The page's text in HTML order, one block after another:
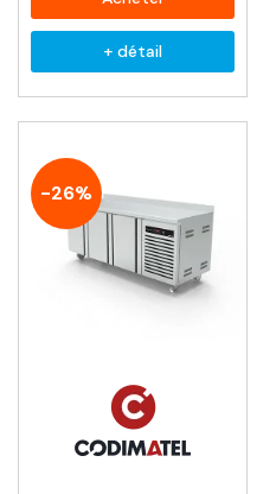
+ détail
-26%